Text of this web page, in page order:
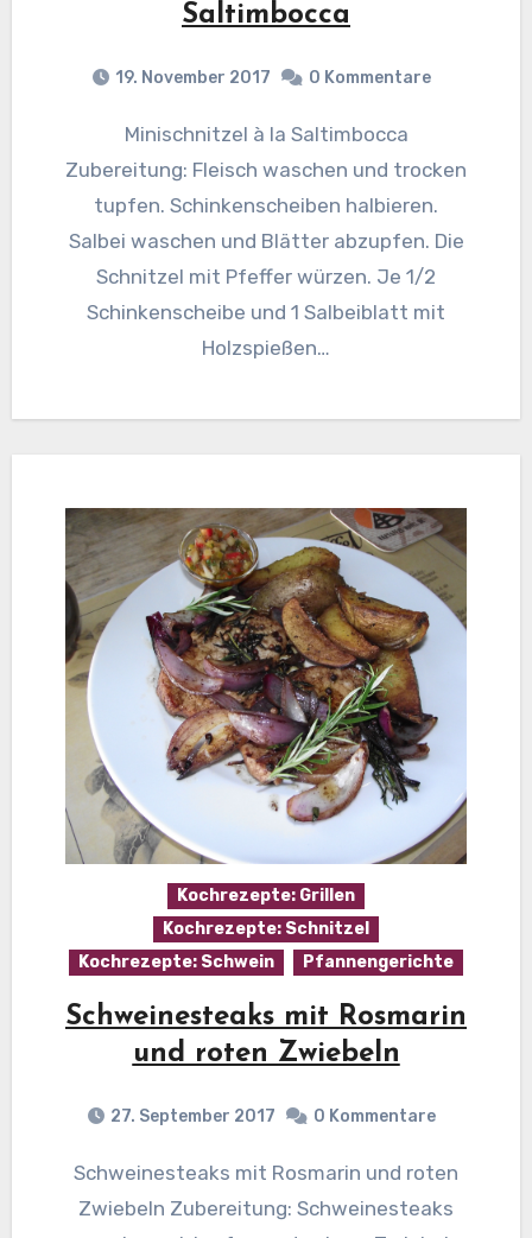
Saltimbocca
19. November 2017 0 Kommentare
Minischnitzel à la Saltimbocca
Zubereitung: Fleisch waschen und trocken
tupfen. Schinkenscheiben halbieren.
Salbei waschen und Blätter abzupfen. Die
Schnitzel mit Pfeffer würzen. Je 1/2
Schinkenscheibe und 1 Salbeiblatt mit
Holzspießen…
Kochrezepte: Grillen
Kochrezepte: Schnitzel
Kochrezepte: Schwein
Pfannengerichte
Schweinesteaks mit Rosmarin
und roten Zwiebeln
27. September 2017 0 Kommentare
Schweinesteaks mit Rosmarin und roten
Zwiebeln Zubereitung: Schweinesteaks